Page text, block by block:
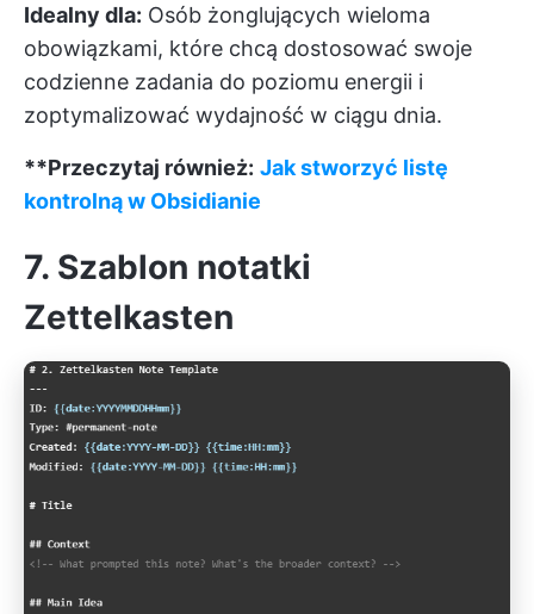
Idealny dla: Osób żonglujących wieloma
obowiązkami, które chcą dostosować swoje
codzienne zadania do poziomu energii i
zoptymalizować wydajność w ciągu dnia.
**Przeczytaj również: Jak stworzyć listę
kontrolną w Obsidianie
7. Szablon notatki
Zettelkasten